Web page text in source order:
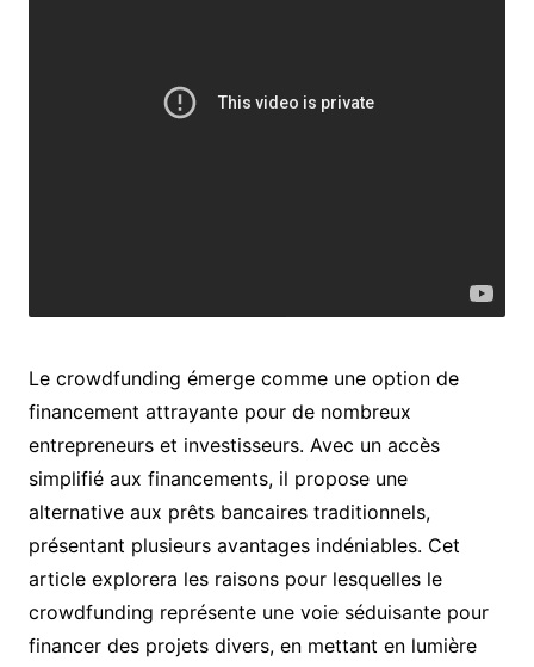
Le crowdfunding émerge comme une option de
financement attrayante pour de nombreux
entrepreneurs et investisseurs. Avec un accès
simplifié aux financements, il propose une
alternative aux prêts bancaires traditionnels,
présentant plusieurs avantages indéniables. Cet
article explorera les raisons pour lesquelles le
crowdfunding représente une voie séduisante pour
financer des projets divers, en mettant en lumière